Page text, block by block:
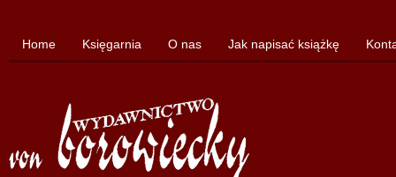
Home Księgarnia O nas Jak napisać książkę